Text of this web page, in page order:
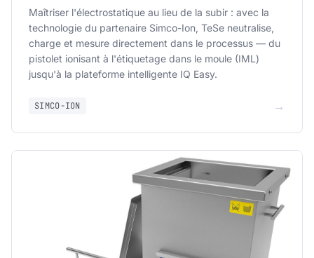
Maîtriser l'électrostatique au lieu de la subir : avec la
technologie du partenaire Simco-Ion, TeSe neutralise,
charge et mesure directement dans le processus — du
pistolet ionisant à l'étiquetage dans le moule (IML)
jusqu'à la plateforme intelligente IQ Easy.
SIMCO-ION →